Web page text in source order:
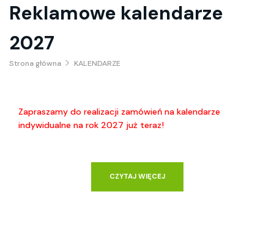
Reklamowe kalendarze
2027
Strona główna KALENDARZE
Zapraszamy do realizacji zamówień na kalendarze
indywidualne na rok 2027 już teraz!
CZYTAJ WIĘCEJ